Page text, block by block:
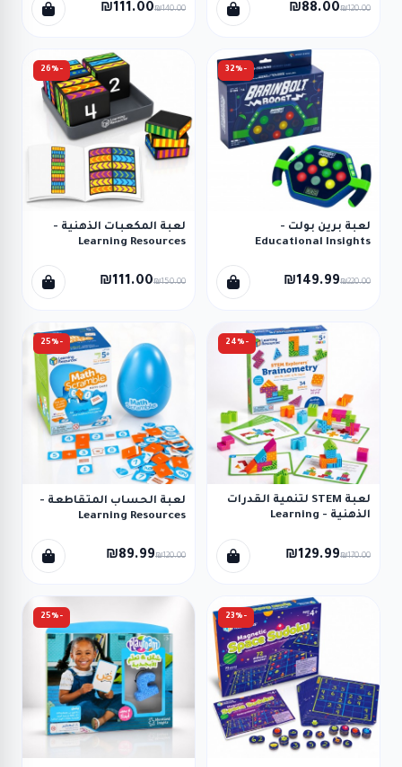
₪88.00₪120.00
₪111.00₪140.00
-32%
لعبة برين بولت -
Educational Insights
₪149.99₪220.00
-26%
لعبة المكعبات الذهنية -
Learning Resources
₪111.00₪150.00
-24%
لعبة STEM لتنمية القدرات
الذهنية - Learning
₪129.99₪170.00
-25%
لعبة الحساب المتقاطعة -
Learning Resources
₪89.99₪120.00
-23%
-25%